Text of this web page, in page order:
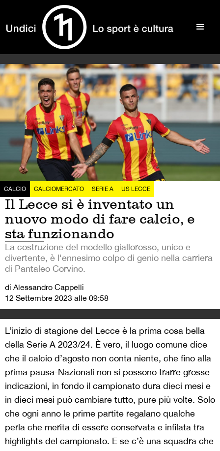
CALCIO CALCIOMERCATO SERIE A US LECCE
Il Lecce si è inventato un
nuovo modo di fare calcio, e
sta funzionando
La costruzione del modello giallorosso, unico e
divertente, è l'ennesimo colpo di genio nella carriera
di Pantaleo Corvino.
di Alessandro Cappelli
12 Settembre 2023 alle 09:58
L’inizio di stagione del Lecce è la prima cosa bella
della Serie A 2023/24. È vero, il luogo comune dice
che il calcio d’agosto non conta niente, che fino alla
prima pausa-Nazionali non si possono trarre grosse
indicazioni, in fondo il campionato dura dieci mesi e
in dieci mesi può cambiare tutto, pure più volte. Solo
che ogni anno le prime partite regalano qualche
perla che merita di essere conservata e infilata tra
highlights del campionato. E se c’è una squadra che